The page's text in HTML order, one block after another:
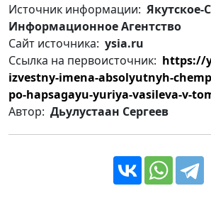
Источник информации: Якутское-
Информационное Агентство
Сайт источника: ysia.ru
Ссылка на первоисточник: https://
izvestny-imena-absolyutnyh-
po-hapsagayu-yuriya-vasileva-v-
Автор: Дьулустаан Сергеев